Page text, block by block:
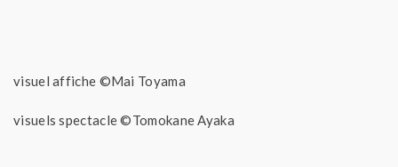
visuel affiche ©Mai Toyama
visuels spectacle ©Tomokane Ayaka